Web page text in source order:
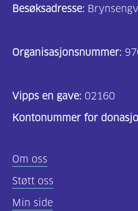
Besøksadresse:
Organisasjonsnummer:
Vipps en gave: 02160
Kontonummer for
Om oss
Støtt oss
Min side